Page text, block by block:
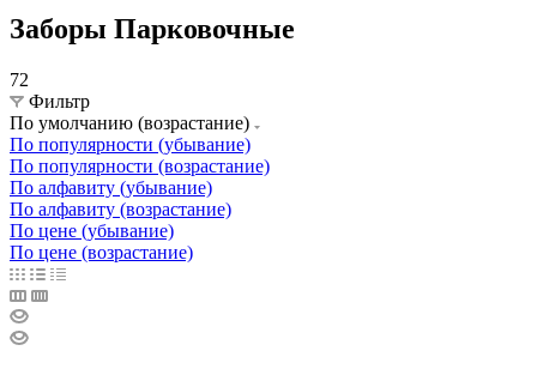
Заборы Парковочные
72
Фильтр
По умолчанию (возрастание)
По популярности (убывание)
По популярности (возрастание)
По алфавиту (убывание)
По алфавиту (возрастание)
По цене (убывание)
По цене (возрастание)